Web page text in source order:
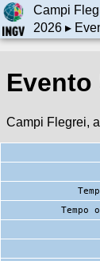
Campi
2026▸
Evento
Campi Flegrei,